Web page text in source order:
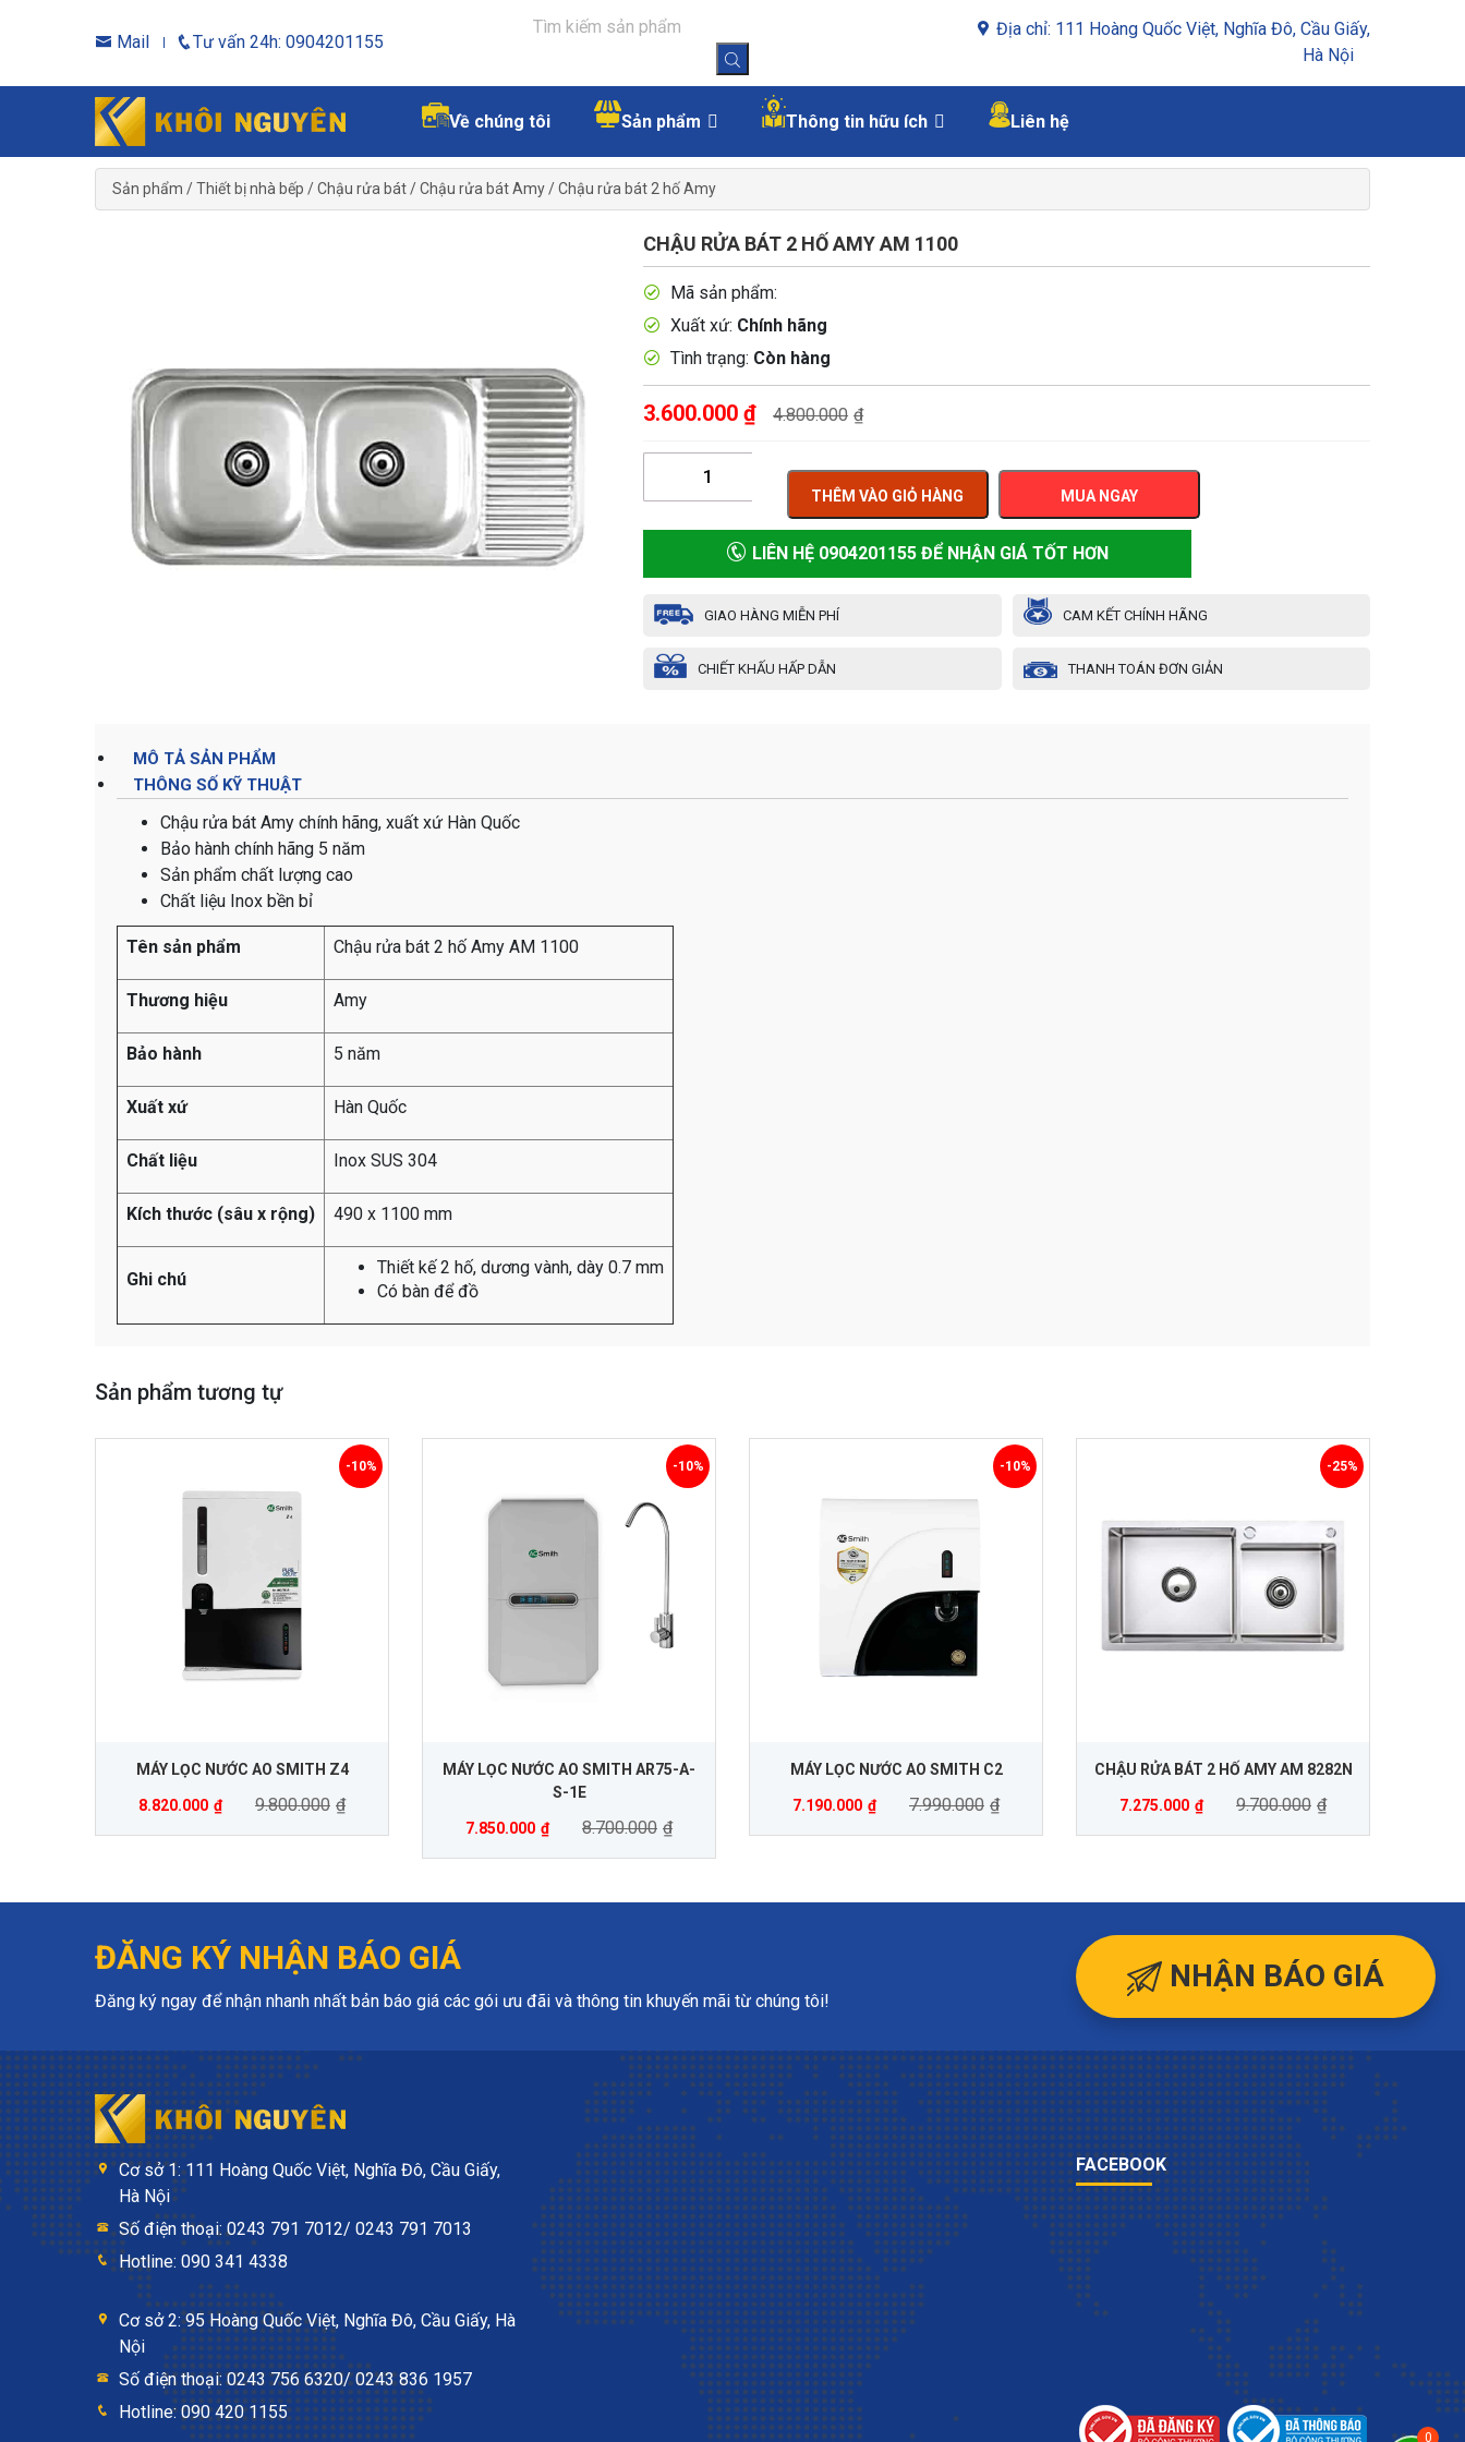
Mail Tư vấn 24h: 0904201155
Địa chỉ: 111 Hoàng Quốc Việt, Nghĩa Đô, Cầu Giấy,
Hà Nội
Về chúng tôi Sản phẩm Thông tin hữu ích Liên hệ
Sản phẩm /Thiết bị nhà bếp /Chậu rửa bát/Chậu rửa bát Amy/Chậu rửa bát 2 hố Amy
CHẬU RỬA BÁT 2 HỐ AMY AM 1100
Mã sản phẩm:
Xuất xứ: Chính hãng
Tình trạng: Còn hàng
3.600.000 ₫ 4.800.000 ₫
THÊM VÀO GIỎ HÀNG MUA NGAY
LIÊN HỆ 0904201155 ĐỂ NHẬN GIÁ TỐT HƠN
GIAO HÀNG MIỄN PHÍ CAM KẾT CHÍNH HÃNG
CHIẾT KHẤU HẤP DẪN THANH TOÁN ĐƠN GIẢN
MÔ TẢ SẢN PHẨM
THÔNG SỐ KỸ THUẬT
Chậu rửa bát Amy chính hãng, xuất xứ Hàn Quốc
Bảo hành chính hãng 5 năm
Sản phẩm chất lượng cao
Chất liệu Inox bền bỉ
Tên sản phẩm Chậu rửa bát 2 hố Amy AM 1100
Thương hiệu Amy
Bảo hành 5 năm
Xuất xứ Hàn Quốc
Chất liệu Inox SUS 304
Kích thước (sâu x rộng) 490 x 1100 mm
Ghi chú
Thiết kế 2 hố, dương vành, dày 0.7 mm
Có bàn để đồ
Sản phẩm tương tự
MÁY LỌC NƯỚC AO SMITH Z4
8.820.000 ₫ 9.800.000 ₫
-10%
MÁY LỌC NƯỚC AO SMITH AR75-A-
S-1E
7.850.000 ₫ 8.700.000 ₫
-10%
MÁY LỌC NƯỚC AO SMITH C2
7.190.000 ₫ 7.990.000 ₫
-10%
CHẬU RỬA BÁT 2 HỐ AMY AM 8282N
7.275.000 ₫ 9.700.000 ₫
-25%
ĐĂNG KÝ NHẬN BÁO GIÁ
Đăng ký ngay để nhận nhanh nhất bản báo giá các gói ưu đãi và thông tin khuyến mãi từ chúng tôi!
NHẬN BÁO GIÁ
Cơ sở 1: 111 Hoàng Quốc Việt, Nghĩa Đô, Cầu Giấy,
Hà Nội
Số điện thoại: 0243 791 7012/ 0243 791 7013
Hotline: 090 341 4338
Cơ sở 2: 95 Hoàng Quốc Việt, Nghĩa Đô, Cầu Giấy, Hà
Nội
Số điện thoại: 0243 756 6320/ 0243 836 1957
Hotline: 090 420 1155
FACEBOOK